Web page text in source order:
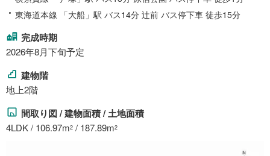
東海道本線 「大船」駅 バス14分 辻前 バス停下車 徒歩15分
完成時期
2026年8月下旬予定
建物階
地上2階
間取り図 / 建物面積 / 土地面積
4LDK / 106.97m2 / 187.89m2